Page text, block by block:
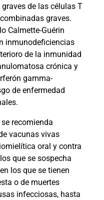
de las células T
graves.
Calmette-Guérin
inmunodeficiencias
de la inmunidad
crónica y
gamma-
de enfermedad
recomienda
vacunas vivas
oral y contra
que se sospecha
los que se tienen
o de muertes
infecciosas, hasta